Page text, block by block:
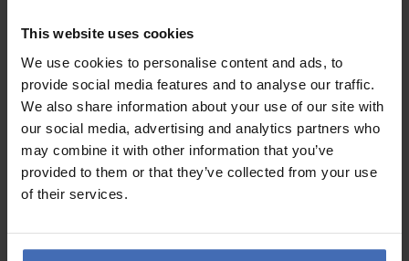
This website uses cookies
We use cookies to personalise content and ads, to
provide social media features and to analyse our traffic.
We also share information about your use of our site with
our social media, advertising and analytics partners who
may combine it with other information that you’ve
provided to them or that they’ve collected from your use
of their services.
QUALITÉ
Ich bin sehr zufrieden mit diesen Kreolen, klein und fein!
AUX AVIS DES CLIENTS